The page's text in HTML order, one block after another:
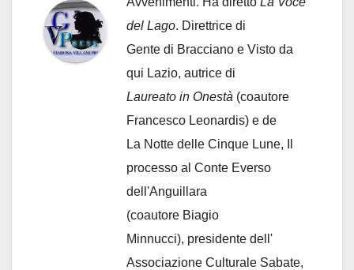
del Lago. Direttrice di
Gente di Bracciano e Visto da
qui Lazio, autrice di
Laureato in Onestà (coautore
Francesco Leonardis) e de
La Notte delle Cinque Lune, Il
processo al Conte Everso
dell'Anguillara
(coautore Biagio
Minnucci), presidente dell'
Associazione Culturale Sabate,